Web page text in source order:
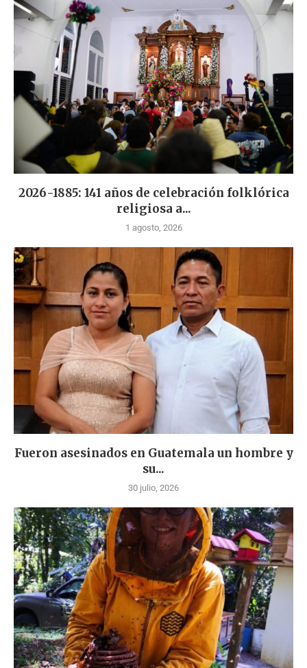
2026-1885: 141 años de celebración folklórica
religiosa a...
1 agosto, 2026
Fueron asesinados en Guatemala un hombre y
su...
30 julio, 2026